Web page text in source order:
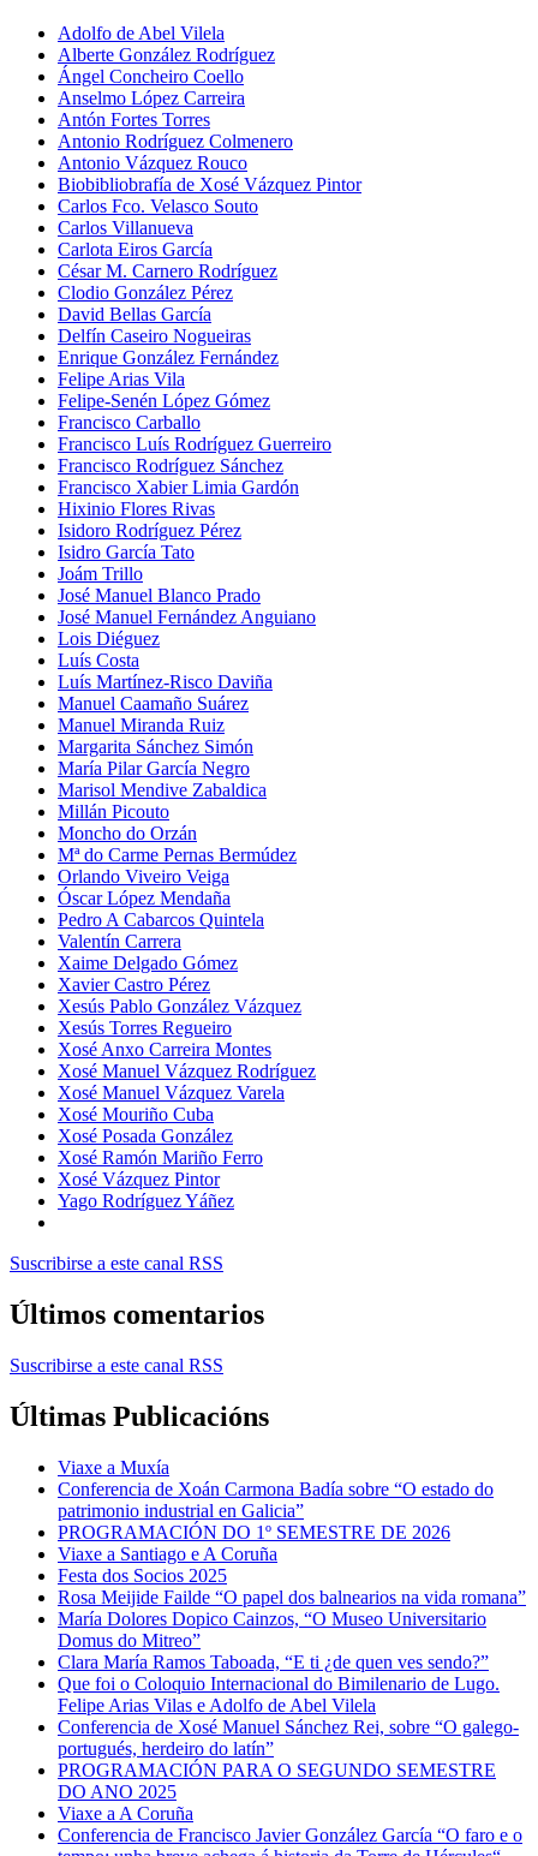
Adolfo de Abel Vilela
Alberte González Rodríguez
Ángel Concheiro Coello
Anselmo López Carreira
Antón Fortes Torres
Antonio Rodríguez Colmenero
Antonio Vázquez Rouco
Biobibliobrafía de Xosé Vázquez Pintor
Carlos Fco. Velasco Souto
Carlos Villanueva
Carlota Eiros García
César M. Carnero Rodríguez
Clodio González Pérez
David Bellas García
Delfín Caseiro Nogueiras
Enrique González Fernández
Felipe Arias Vila
Felipe-Senén López Gómez
Francisco Carballo
Francisco Luís Rodríguez Guerreiro
Francisco Rodríguez Sánchez
Francisco Xabier Limia Gardón
Hixinio Flores Rivas
Isidoro Rodríguez Pérez
Isidro García Tato
Joám Trillo
José Manuel Blanco Prado
José Manuel Fernández Anguiano
Lois Diéguez
Luís Costa
Luís Martínez-Risco Daviña
Manuel Caamaño Suárez
Manuel Miranda Ruiz
Margarita Sánchez Simón
María Pilar García Negro
Marisol Mendive Zabaldica
Millán Picouto
Moncho do Orzán
Mª do Carme Pernas Bermúdez
Orlando Viveiro Veiga
Óscar López Mendaña
Pedro A Cabarcos Quintela
Valentín Carrera
Xaime Delgado Gómez
Xavier Castro Pérez
Xesús Pablo González Vázquez
Xesús Torres Regueiro
Xosé Anxo Carreira Montes
Xosé Manuel Vázquez Rodríguez
Xosé Manuel Vázquez Varela
Xosé Mouriño Cuba
Xosé Posada González
Xosé Ramón Mariño Ferro
Xosé Vázquez Pintor
Yago Rodríguez Yáñez
Suscribirse a este canal RSS
Últimos comentarios
Suscribirse a este canal RSS
Últimas Publicacións
Viaxe a Muxía
Conferencia de Xoán Carmona Badía sobre “O estado do
patrimonio industrial en Galicia”
PROGRAMACIÓN DO 1º SEMESTRE DE 2026
Viaxe a Santiago e A Coruña
Festa dos Socios 2025
Rosa Meijide Failde “O papel dos balnearios na vida romana”
María Dolores Dopico Cainzos, “O Museo Universitario
Domus do Mitreo”
Clara María Ramos Taboada, “E ti ¿de quen ves sendo?”
Que foi o Coloquio Internacional do Bimilenario de Lugo.
Felipe Arias Vilas e Adolfo de Abel Vilela
Conferencia de Xosé Manuel Sánchez Rei, sobre “O galego-
portugués, herdeiro do latín”
PROGRAMACIÓN PARA O SEGUNDO SEMESTRE
DO ANO 2025
Viaxe a A Coruña
Conferencia de Francisco Javier González García “O faro e o